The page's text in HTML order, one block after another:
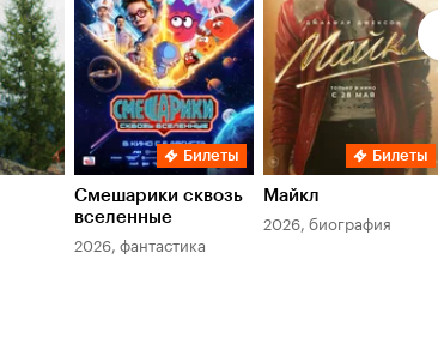
Билеты
Смешарики сквозь
вселенные
2026, фантастика
Билеты
Майкл
2026, биография